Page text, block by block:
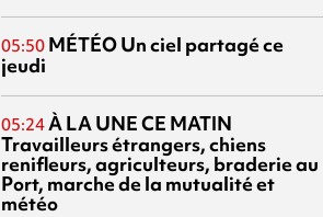
05:50 MÉTÉOUn ciel partagé ce
jeudi
05:24À LA UNE CE MATIN
Travailleurs étrangers, chiens
renifleurs, agriculteurs, braderie au
Port, marche de la mutualité et
météo